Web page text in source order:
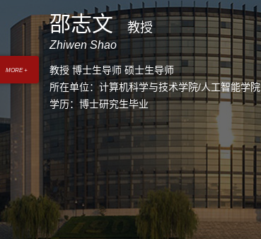
MORE +
邵志文
Zhiwen Shao
教授
教授 博士生导师 硕士生导师
所在单位：计算机科学与技术学院/人工智能学院
学历：博士研究生毕业